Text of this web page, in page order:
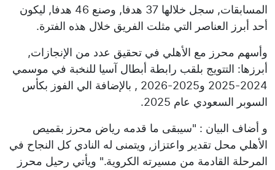
المسابقات, سجل خلالها 37 هدفا, وصنع 46 هدفا, ليكون
أحد أبرز العناصر التي مثلت الفريق خلال هذه الفترة.
وأسهم محرز مع الأهلي في تحقيق عدد من الإنجازات,
أبرزها: التتويج بلقب رابطة أبطال آسيا للنخبة في موسمي
2024-2025 و2025-2026 , بالإضافة الي الفوز بكأس
السوبر السعودي عام 2025.
و أضاف البيان : "سيبقى ما قدمه رياض محرز بقميص
الأهلي محل تقدير واعتزاز, ويتمنى له النادي كل النجاح في
المرحلة القادمة من مسيرته الكروية." ويأتي رحيل محرز